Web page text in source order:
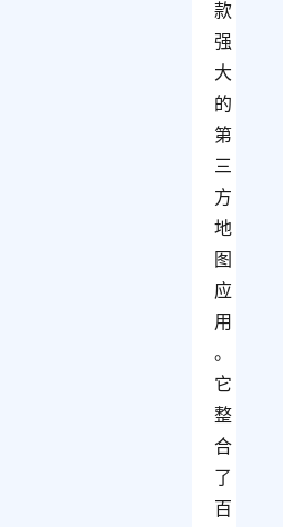
款
强
大
的
第
三
方
地
图
应
用
。
它
整
合
了
百